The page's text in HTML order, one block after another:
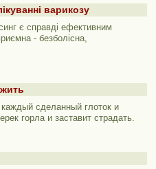
варикозу
є справді ефективним
- безболісна,
сделанный глоток и
горла и заставит страдать.